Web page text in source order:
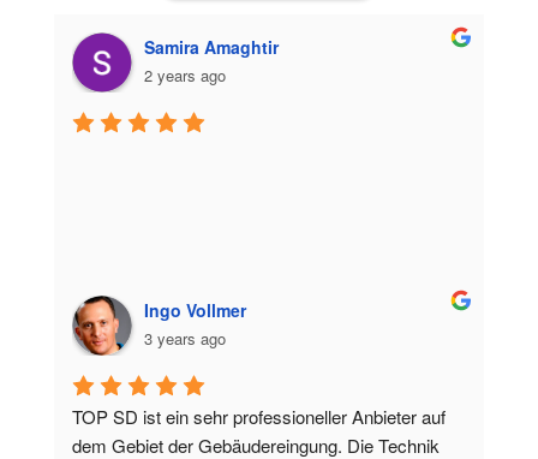
Samira Amaghtir
2 years ago
Ingo Vollmer
3 years ago
TOP SD ist ein sehr professioneller Anbieter auf
dem Gebiet der Gebäudereingung. Die Technik